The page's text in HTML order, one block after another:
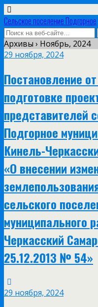
Сельское поселение Подгорное
Архивы › Ноябрь, 2024
29 ноября, 2024
Постановление
подготовке
представителей
Подгорное
Кинель-
«О внесении
сельского
муниципального
Черкасский
25.12.2013 № 54»
29 ноября, 2024